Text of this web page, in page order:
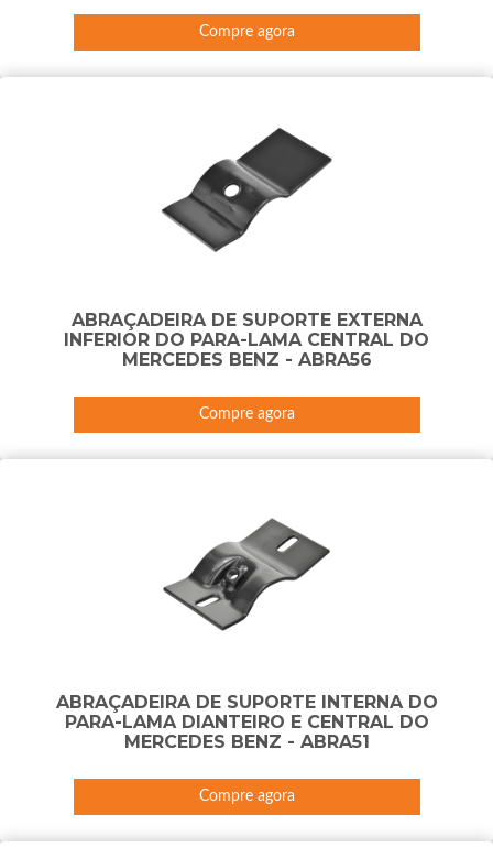
Compre agora
ABRAÇADEIRA DE SUPORTE EXTERNA
INFERIOR DO PARA-LAMA CENTRAL DO
MERCEDES BENZ - ABRA56
Compre agora
ABRAÇADEIRA DE SUPORTE INTERNA DO
PARA-LAMA DIANTEIRO E CENTRAL DO
MERCEDES BENZ - ABRA51
Compre agora